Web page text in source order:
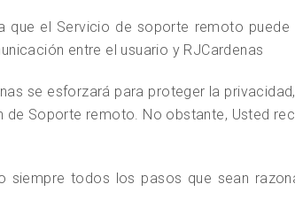
que el Servicio de soporte remoto
entre el usuario y RJCardenas
se esforzará para proteger la
Soporte remoto. No obstante, Usted
siempre todos los pasos que sean